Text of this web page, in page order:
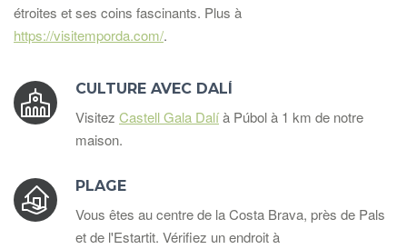
étroites et ses coins fascinants. Plus à
https://visitemporda.com/.
CULTURE AVEC DALÍ
Visitez Castell Gala Dalíà Púbol à 1 km de notre
maison.
PLAGE
Vous êtes au centre de la Costa Brava, près de Pals
et de l'Estartit. Vérifiez un endroit à